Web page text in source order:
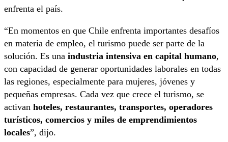
enfrenta el país.
“En momentos en que Chile enfrenta importantes desafíos
en materia de empleo, el turismo puede ser parte de la
solución. Es una industria intensiva en capital humano,
con capacidad de generar oportunidades laborales en todas
las regiones, especialmente para mujeres, jóvenes y
pequeñas empresas. Cada vez que crece el turismo, se
activan hoteles, restaurantes, transportes, operadores
turísticos, comercios y miles de emprendimientos
locales”, dijo.